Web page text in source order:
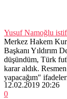
Yusuf Namoğlu
Merkez Hakem
Başkanı Yıldırım
düşündüm, Türk
karar aldık.
yapacağım"
12.02.2019 20:26
0